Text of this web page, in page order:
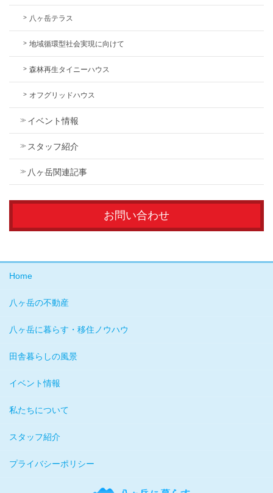
八ヶ岳テラス
地域循環型社会実現に向けて
森林再生タイニーハウス
オフグリッドハウス
イベント情報
スタッフ紹介
八ヶ岳関連記事
お問い合わせ
Home
八ヶ岳の不動産
八ヶ岳に暮らす・移住ノウハウ
田舎暮らしの風景
イベント情報
私たちについて
スタッフ紹介
プライバシーポリシー